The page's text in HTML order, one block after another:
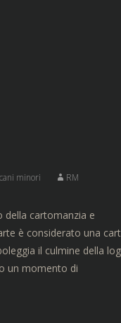
minori RM
della cartomanzia e
è considerato una
il culmine della
un momento di